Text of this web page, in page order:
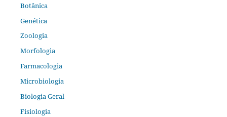
Botânica
Genética
Zoologia
Morfologia
Farmacologia
Microbiologia
Biologia Geral
Fisiologia